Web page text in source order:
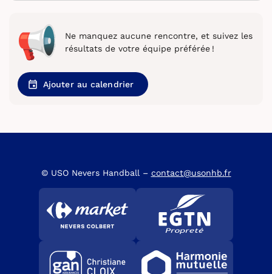
Ne manquez aucune rencontre, et suivez les
résultats de votre équipe préférée !
Ajouter au calendrier
© USO Nevers Handball – contact@usonhb.fr